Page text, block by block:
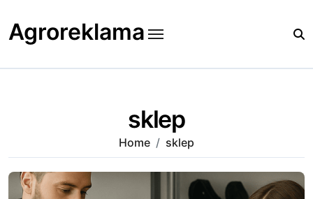
content
Agroreklama
sklep
Home sklep